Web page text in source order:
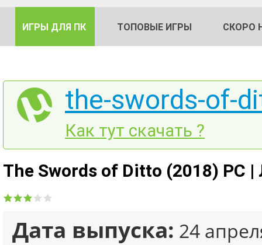
ИГРЫ ДЛЯ ПК ТОПОВЫЕ ИГРЫ СКОРО
the-swords-of-
Как тут скачать ?
The Swords of Ditto (2018) PC
Дата выпуска: 24